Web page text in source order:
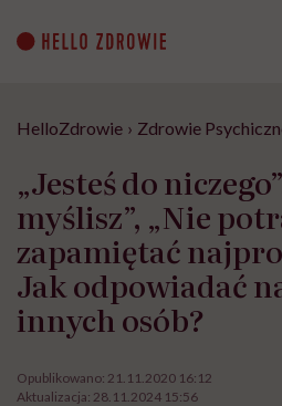
content
HelloZdrowie › Zdrowie
„Jesteś do
myślisz”, „Nie
zapamiętać
Jak odpowiadać
innych osób?
Opublikowano: 21.11.2020 16:12
Aktualizacja: 28.11.2024 15:56